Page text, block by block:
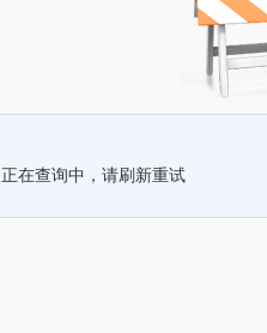
正在查询中，请刷新重试